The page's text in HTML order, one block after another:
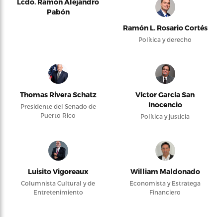
Lcdo. Ramón Alejandro
Pabón
Ramón L. Rosario Cortés
Política y derecho
Thomas Rivera Schatz
Presidente del Senado de
Puerto Rico
Víctor García San
Inocencio
Política y justicia
Luisito Vigoreaux
Columnista Cultural y de
Entretenimiento
William Maldonado
Economista y Estratega
Financiero